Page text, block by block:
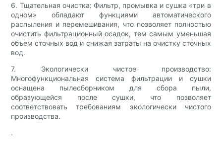
6. Тщательная очистка: Фильтр, промывка и сушка «три в
одном» обладают функциями автоматического
распыления и перемешивания, что позволяет полностью
очистить фильтрационный осадок, тем самым уменьшая
объем сточных вод и снижая затраты на очистку сточных
вод.
7. Экологически чистое производство:
Многофункциональная система фильтрации и сушки
оснащена пылесборником для сбора пыли,
образующейся после сушки, что позволяет
соответствовать требованиям экологически чистого
производства.
.